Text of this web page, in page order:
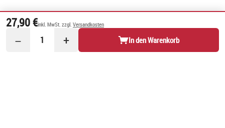
27,90 €inkl. MwSt. zzgl. Versandkosten
− 1 + In den Warenkorb